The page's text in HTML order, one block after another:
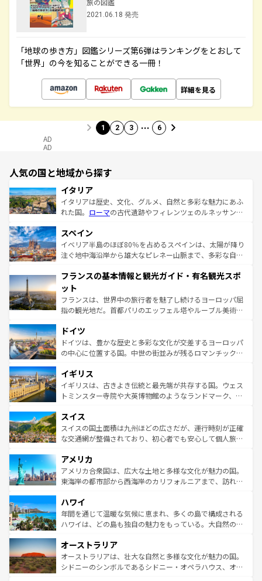
旅の図鑑
2021.06.18 発売
「地球の歩き方」図鑑シリーズ第6弾はランキングをとおして
「世界」の今を知ることができる一冊！
詳細を見る
1 2 3 … 6
AD
AD
人気の国と地域から探す
イタリア
イタリアは歴史、文化、グルメ、自然と多彩な魅力にあふ
れた国。 ローマの古代遺跡やフィレンツェのルネッサンス
ろん、トスカーナの美しい田園風景やアマルフィ海岸の絶
景など、自然景観も見逃せない。観光の合間には、本場の
ピザやパスタなど、絶品のイタリア料理を堪能することも
ませてくれるイタリアで、忘れられない旅をしてみよう！
なお、新着のイタリア情報は
しい。
スペイン
イベリア半島のほぼ80％を占めるスペインは、太陽が降り
注ぐ地中海沿岸から雄大なピレネー山脈まで、多彩な自然
文化が根付くこの国では、情熱的なフラメンコ、熱気あふ
れる闘牛、そして美味しいタパスが生活の一部となってい
る。首都マドリードの洗練された雰囲気や、バルセロナの
アートに溢れた街角から、地方では古代ローマ遺跡や中世
せる。地方によって風土や気候が異なるスペインはその個
性で訪れる人を魅了する。 なお、新着のスペイン情報は コ
ンテンツ一覧を参照してほしい。
フランスの基本情報と観光ガイド・有名観光スポ
ット
フランスは、世界中の旅行者を魅了し続けるヨーロッパ屈
指の観光地だ。首都パリのエッフェル塔やルーブル美術館
で、幅広い魅力が詰まっている。華麗な宮殿、歴史的な大
聖堂、美しいビーチ、そして豊かな自然が、訪れる者を心
から魅了する。また、フランスは美食の国としても知ら
いる。シャンパンの発祥地であるランス、プロヴァンスの
香り高いラベンダー畑など、多彩な楽しみ方が可能だ。さ
らに、パリ以外の地域にも魅力が溢れており、どの街角に
れる地方に足を運ぶとそれぞれで全く異なる文化を体験で
きるだろう。 なお、新着のフランス情報はコンテンツ一覧
を参照してほしい。
ドイツ
ドイツは、豊かな歴史と多彩な文化が交差するヨーロッパ
の中心に位置する国。中世の街並みが残るロマンチック街
顔を持つこの国は、どこを歩いても飽きることがない。ベ
ルリンの文化的活気、バイエルン州のアルプスの絶景、そ
してライン川沿いのワイン畑といった風景は必見。ビール
は、お酒好きな人にはぜひ体験してほしい。 なお、新着の
ドイツ情報はコンテンツ一覧を参照してほしい。
イギリス
イギリスは、古きよき伝統と最先端が共存する国。ウェス
トミンスター寺院や大英博物館のようなランドマーク、歴
リアごとに異なる魅力がある。また、優雅なアフタヌーン
ティー、ビール好きにはたまらない英国パブ、サッカー観
戦など、本場だからこそできる体験も豊富。イギリスを旅
ンツ一覧を参照してほしい。
スイス
スイスの国土面積は九州ほどの広さだが、運行時刻が正確
な交通網が整備されており、初心者でも安心して個人旅行
の建物がそのまま残る町や、スイスならではのユニークな
博物館もあり、アルプス観光だけでなく町歩きも満喫する
ことができる。国民の所得が高いため物価も高いが、旅行
ば市内交通費無料で観光を楽しむこともできる。 なお、新
着のスイス情報はコンテンツ一覧 を参照してほしい。
アメリカ
アメリカ合衆国は、広大な土地と多様な文化が魅力の国。
東海岸の都市部から西海岸のカリフォルニアまで、訪れる
のような巨大都市は、観光、ショッピング、エンターテイ
ンメントが詰まった刺激的なスポットだ。一方、アメリカ
西部には大自然が広がり、グランドキャニオンやイエロー
部のニューオーリンズでは、音楽と美食が融合した独特の
文化が魅力。旅行者はアメリカの各地域で異なる魅力を楽
しみながら、その多様性と豊かな歴史を感じることができ
ハワイ
年間を通じて温暖な気候に恵まれ、多くの島で構成される
ハワイは、どの島も独自の魅力をもっている。大自然の神
ワイ島は見逃せない。また、定番の観光地といえばオアフ
島だが、静かな自然を求めるならマウイ島やカウアイ島が
おすすめ。エメラルドグリーンに輝く海をはじめ、豊かな
オーストラリア
オーストラリアは、壮大な自然と多様な文化が魅力の国。
シドニーのシンボルであるシドニー・オペラハウス、オー